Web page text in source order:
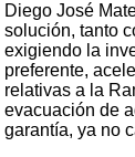
Diego José
solución, tanto
exigiendo la
preferente,
relativas a la
evacuación de
garantía, ya no